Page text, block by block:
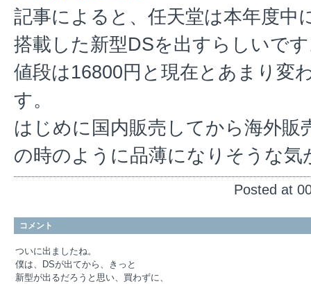
記事によると、任天堂は本年度中
搭載した新型DSを出すらしいで
値段は16800円と現在とあまり変
す。
はじめに国内販売してから海外販
の時のように品薄になりそうな気
Posted at
コメント
ついに出ましたね。
僕は、DSが出てから、きっと
新型が出るだろうと思い、買わずに、